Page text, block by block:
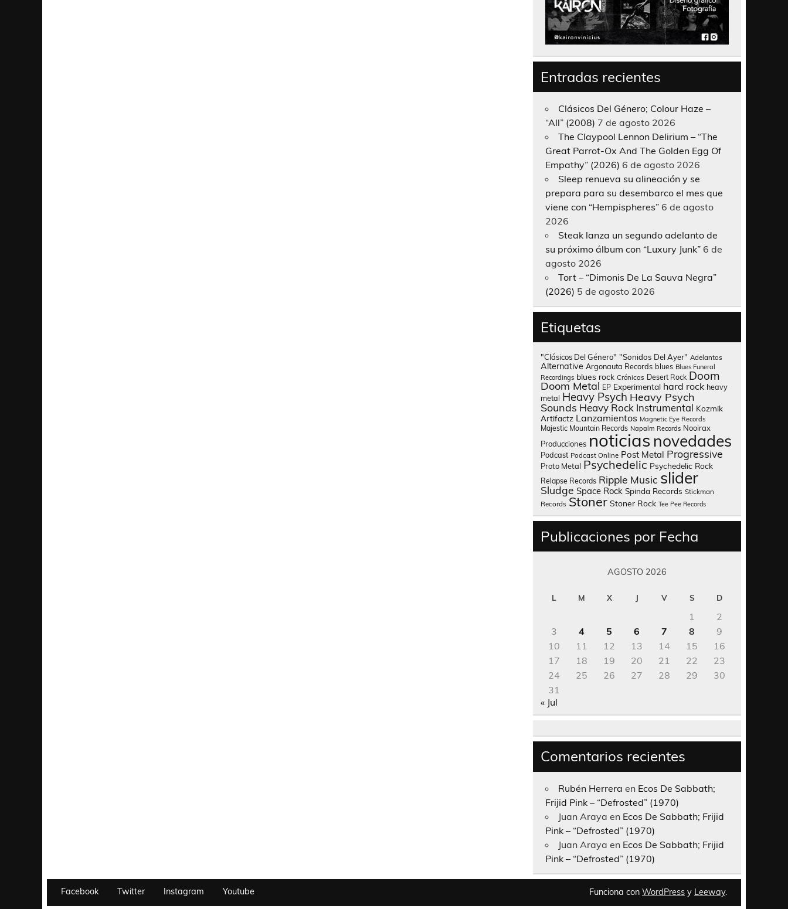
Entradas recientes
Clásicos Del Género; Colour Haze –
“All” (2008) 7 de agosto 2026
The Claypool Lennon Delirium – “The
Great Parrot-Ox And The Golden Egg Of
Empathy” (2026) 6 de agosto 2026
Sleep renueva su alineación y se
prepara para su desembarco el mes que
viene con “Hempispheres” 6 de agosto
2026
Steak lanza un segundo adelanto de
su próximo álbum con “Luxury Junk” 6 de
agosto 2026
Tort – “Dimonis De La Sauva Negra”
(2026) 5 de agosto 2026
Etiquetas
"Clásicos Del Género" "Sonidos Del Ayer" Adelantos
Alternative Argonauta Records blues Blues Funeral
Recordings blues rock Crónicas Desert Rock Doom
Doom Metal EP Experimental hard rock heavy
metal Heavy Psych Heavy Psych
Sounds Heavy Rock Instrumental Kozmik
Artifactz Lanzamientos Magnetic Eye Records
Majestic Mountain Records Napalm Records Nooirax
Producciones noticias novedades
Podcast Podcast Online Post Metal Progressive
Proto Metal Psychedelic Psychedelic Rock
Relapse Records Ripple Music slider
Sludge Space Rock Spinda Records Stickman
Records Stoner Stoner Rock Tee Pee Records
Publicaciones por Fecha
AGOSTO 2026
L M X J V S D
1
2
3
4 5 6 7 8
9
10
11 12 13 14 15
16
17
18 19 20 21 22
23
24
25 26 27 28 29
30
31
« Jul
Comentarios recientes
Rubén Herrera en Ecos De Sabbath;
Frijid Pink – “Defrosted” (1970)
Juan Araya en Ecos De Sabbath; Frijid
Pink – “Defrosted” (1970)
Juan Araya en Ecos De Sabbath; Frijid
Pink – “Defrosted” (1970)
Facebook Twitter Instagram Youtube Funciona con WordPress y Leeway.